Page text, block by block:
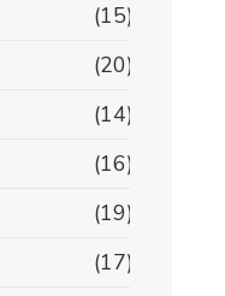
(15)
(20)
(14)
(16)
(19)
(17)